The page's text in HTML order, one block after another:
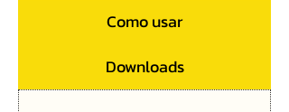
Como usar
Downloads